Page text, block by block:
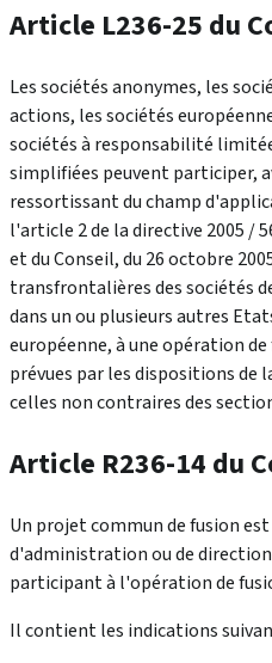
Article L236-25 du
Les sociétés anonymes, les
actions, les sociétés
sociétés à responsabilité
simplifiées peuvent participer,
ressortissant du champ
l'article 2 de la directive 2005 /
et du Conseil, du 26 octobre
transfrontalières des sociétés
dans un ou plusieurs autres
européenne, à une opération
prévues par les dispositions de
celles non contraires des
Article R236-14 du
Un projet commun de fusion
d'administration ou de direction
participant à l'opération de
Il contient les indications